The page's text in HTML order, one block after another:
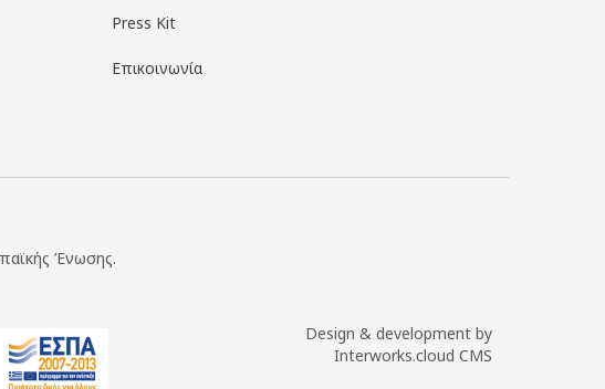
Press Kit
Επικοινωνία
Ένωσης.
Design & development by
Interworks.cloud CMS